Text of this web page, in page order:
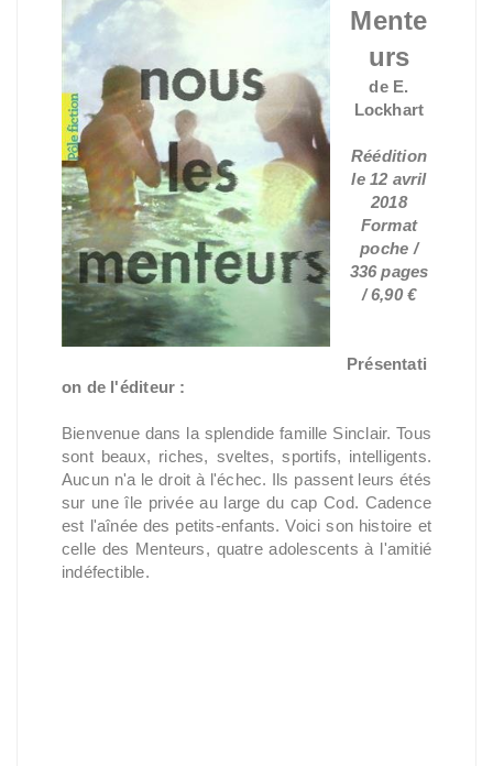
Mente
urs
de E.
Lockhart
Réédition
le 12 avril
2018
Format
poche /
336 pages
/ 6,90 €
Présentati
on de l'éditeur :
Bienvenue dans la splendide famille Sinclair. Tous
sont beaux, riches, sveltes, sportifs, intelligents.
Aucun n'a le droit à l'échec. Ils passent leurs étés
sur une île privée au large du cap Cod. Cadence
est l'aînée des petits-enfants. Voici son histoire et
celle des Menteurs, quatre adolescents à l'amitié
indéfectible.